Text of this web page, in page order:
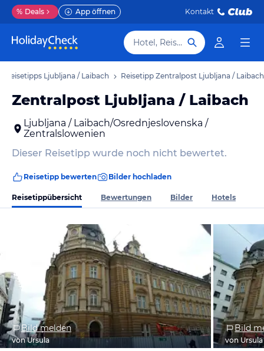
% Deals App öffnen Kontakt
Hotel, Reiseziel
Reisetipps Ljubljana / Laibach Reisetipp Zentralpost Ljubljana / Laibach
Zentralpost Ljubljana / Laibach
Ljubljana / Laibach/Osrednjeslovenska /
Zentralslowenien
Dieser Reisetipp wurde noch nicht bewertet.
Reisetipp bewerten Bilder hochladen
Reisetippübersicht Bewertungen Bilder Hotels
Bild melden
von Ursula
Bild
von Ursula